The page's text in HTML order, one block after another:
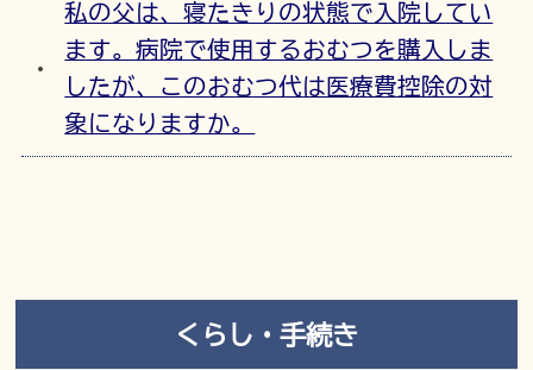
私の父は、寝たきりの状態で入院してい
ます。病院で使用するおむつを購入しま
したが、このおむつ代は医療費控除の対
象になりますか。
くらし・手続き